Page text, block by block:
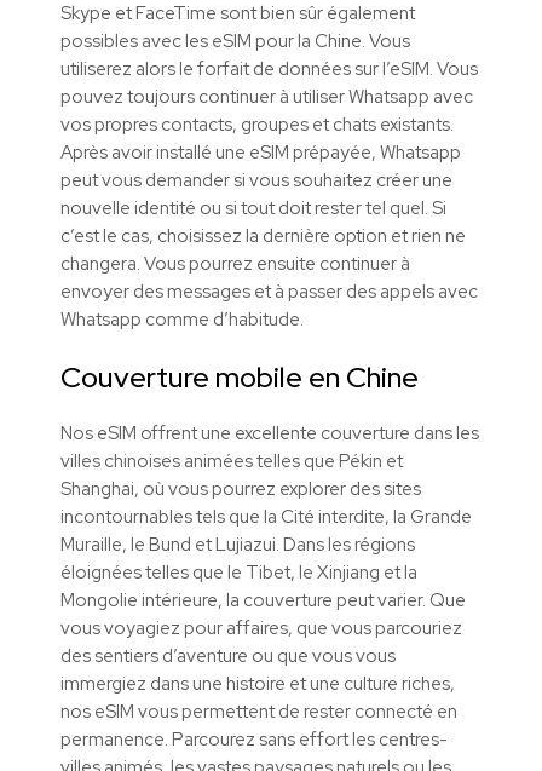
Skype et FaceTime sont bien sûr également
possibles avec les eSIM pour la Chine. Vous
utiliserez alors le forfait de données sur l’eSIM. Vous
pouvez toujours continuer à utiliser Whatsapp avec
vos propres contacts, groupes et chats existants.
Après avoir installé une eSIM prépayée, Whatsapp
peut vous demander si vous souhaitez créer une
nouvelle identité ou si tout doit rester tel quel. Si
c’est le cas, choisissez la dernière option et rien ne
changera. Vous pourrez ensuite continuer à
envoyer des messages et à passer des appels avec
Whatsapp comme d’habitude.
Couverture mobile en Chine
Nos eSIM offrent une excellente couverture dans les
villes chinoises animées telles que Pékin et
Shanghai, où vous pourrez explorer des sites
incontournables tels que la Cité interdite, la Grande
Muraille, le Bund et Lujiazui. Dans les régions
éloignées telles que le Tibet, le Xinjiang et la
Mongolie intérieure, la couverture peut varier. Que
vous voyagiez pour affaires, que vous parcouriez
des sentiers d’aventure ou que vous vous
immergiez dans une histoire et une culture riches,
nos eSIM vous permettent de rester connecté en
permanence. Parcourez sans effort les centres-